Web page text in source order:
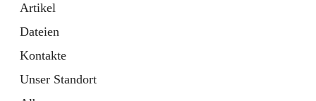
Artikel
Dateien
Kontakte
Unser Standort